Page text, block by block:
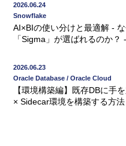
2026.06.24
Snowflake
AI×BIの使い分けと最適解 -
「Sigma」が選ばれるのか？ -
2026.06.23
Oracle Database / Oracle Cloud
【環境構築編】既存DBに手
× Sidecar環境を構築する方法